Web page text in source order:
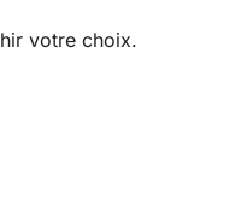
votre choix.